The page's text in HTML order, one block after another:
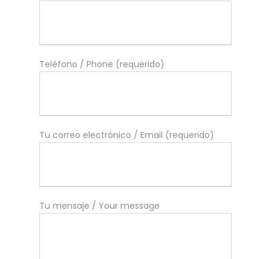
Teléfono / Phone (requerido)
Tu correo electrónico / Email (requerido)
Tu mensaje / Your message